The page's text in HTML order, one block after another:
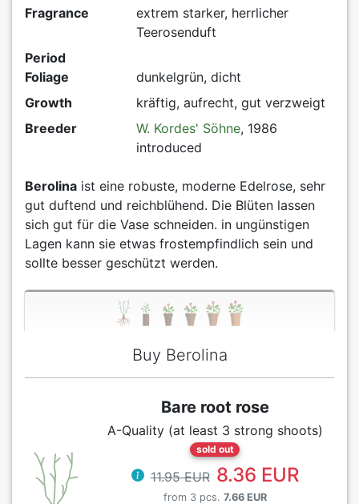
Fragrance
extrem starker, herrlicher
Teerosenduft
Period
Foliage
dunkelgrün, dicht
Growth
kräftig, aufrecht, gut verzweigt
Breeder
W. Kordes' Söhne, 1986
introduced
Berolina ist eine robuste, moderne Edelrose, sehr
gut duftend und reichblühend. Die Blüten lassen
sich gut für die Vase schneiden. in ungünstigen
Lagen kann sie etwas frostempfindlich sein und
sollte besser geschützt werden.
Buy Berolina
Bare root rose
A-Quality (at least 3 strong shoots)
sold out
11.95 EUR 8.36 EUR
from 3 pcs. 7.66 EUR